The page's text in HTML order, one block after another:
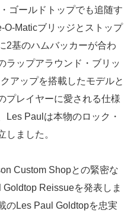
ゴールドトップでも追随す
O-Maticブリッジとストップ
2基のハムバッカーが合わ
ラップアラウンド・ブリッ
アップを搭載したモデルと
プレイヤーに愛される仕様
Les Paulは本物のロック・
しました。
Custom Shopとの緊密な
Reissueを発表しま
のLes Paul Goldtopを忠実